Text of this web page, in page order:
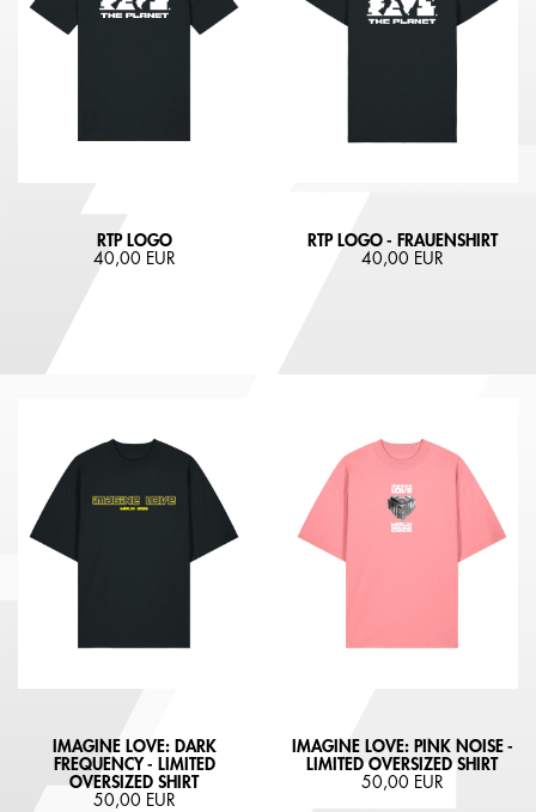
RTP LOGO
40,00 EUR
RTP LOGO - FRAUENSHIRT
40,00 EUR
IMAGINE LOVE: DARK
FREQUENCY - LIMITED
OVERSIZED SHIRT
50,00 EUR
IMAGINE LOVE: PINK NOISE -
LIMITED OVERSIZED SHIRT
50,00 EUR